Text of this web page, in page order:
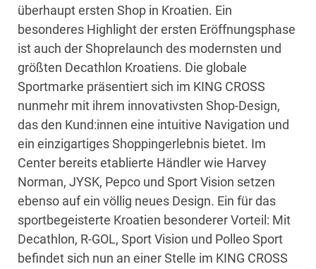
überhaupt ersten Shop in Kroatien. Ein
besonderes Highlight der ersten Eröffnungsphase
ist auch der Shoprelaunch des modernsten und
größten Decathlon Kroatiens. Die globale
Sportmarke präsentiert sich im KING CROSS
nunmehr mit ihrem innovativsten Shop-Design,
das den Kund:innen eine intuitive Navigation und
ein einzigartiges Shoppingerlebnis bietet. Im
Center bereits etablierte Händler wie Harvey
Norman, JYSK, Pepco und Sport Vision setzen
ebenso auf ein völlig neues Design. Ein für das
sportbegeisterte Kroatien besonderer Vorteil: Mit
Decathlon, R-GOL, Sport Vision und Polleo Sport
befindet sich nun an einer Stelle im KING CROSS